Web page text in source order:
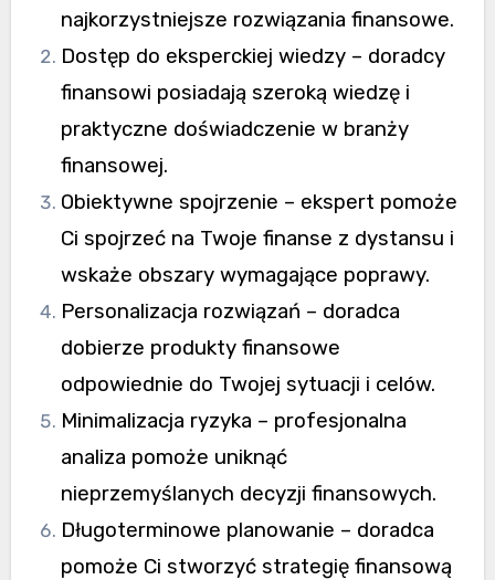
najkorzystniejsze rozwiązania finansowe.
Dostęp do eksperckiej wiedzy – doradcy
finansowi posiadają szeroką wiedzę i
praktyczne doświadczenie w branży
finansowej.
Obiektywne spojrzenie – ekspert pomoże
Ci spojrzeć na Twoje finanse z dystansu i
wskaże obszary wymagające poprawy.
Personalizacja rozwiązań – doradca
dobierze produkty finansowe
odpowiednie do Twojej sytuacji i celów.
Minimalizacja ryzyka – profesjonalna
analiza pomoże uniknąć
nieprzemyślanych decyzji finansowych.
Długoterminowe planowanie – doradca
pomoże Ci stworzyć strategię finansową